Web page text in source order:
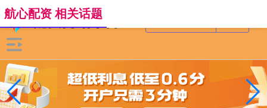
航心配资 相关话题